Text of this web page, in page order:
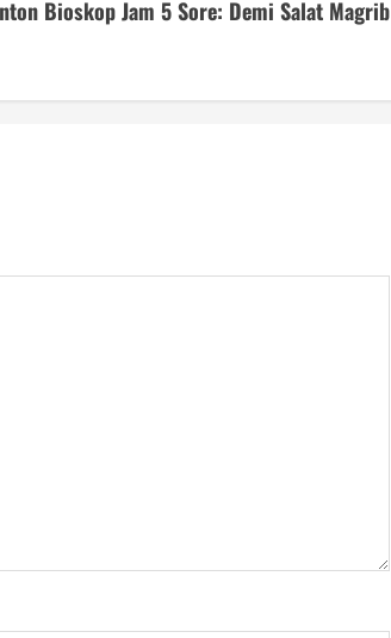
Bioskop Jam 5 Sore: Demi Salat Magrib